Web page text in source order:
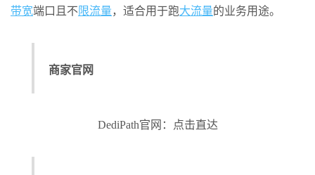
带宽端口且不 限流量，适合用于跑大流量的业务用途。
商家官网
DediPath官网：点击直达